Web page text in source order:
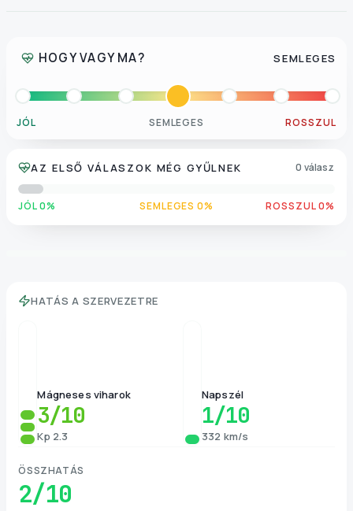
HOGY VAGY MA? SEMLEGES
JÓL SEMLEGES ROSSZUL
AZ ELSŐ VÁLASZOK MÉG GYŰLNEK 0 válasz
JÓL 0% SEMLEGES 0% ROSSZUL 0%
HATÁS A SZERVEZETRE
Mágneses viharok
3/10
Kp 2.3
Napszél
1/10
332 km/s
ÖSSZHATÁS
2/10